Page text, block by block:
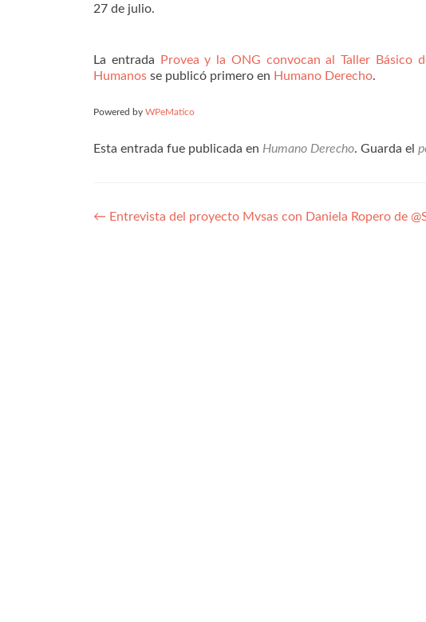
27 de julio.
La entrada
Provea y la ONG convocan al Taller Básico
Humanos se publicó primero en Humano Derecho.
Powered by WPeMatico
Esta entrada fue publicada en Humano Derecho. Guarda el
Navegación
← Entrevista del proyecto Mvsas con Daniela Ropero de